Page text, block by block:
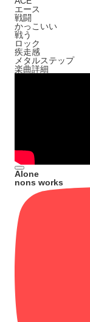
エース
戦闘
かっこいい
戦う
ロック
疾走感
メタルステップ
楽曲詳細
Alone
nons works